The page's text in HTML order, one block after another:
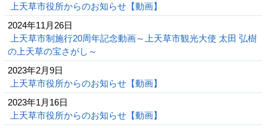
上天草市役所からのお知らせ【動画】
2024年11月26日
上天草市制施行20周年記念動画～上天草市観光大使 太田 弘樹
の上天草の宝さがし～
2023年2月9日
上天草市役所からのお知らせ【動画】
2023年1月16日
上天草市役所からのお知らせ【動画】